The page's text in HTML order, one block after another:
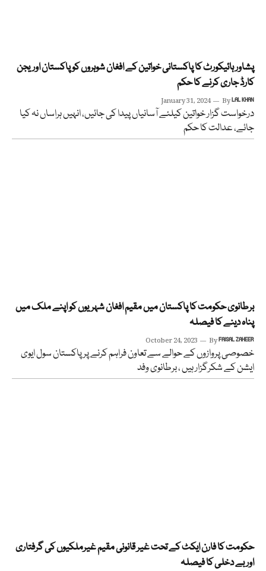
پشاور ہائیکورٹ کا پاکستانی خواتین کے افغان شوہروں کو پاکستان اوریجن
کارڈ جاری کرنے کا حکم
January 31, 2024 ByLAL KHAN
درخواست گزار خواتین کیلئے آسانیاں پیدا کی جائیں، انہیں ہراساں نہ کیا
جائے، عدالت کا حکم
برطانوی حکومت کا پاکستان میں مقیم افغان شہریوں کو اپنے ملک میں
پناہ دینے کا فیصلہ
October 24, 2023 ByFAISAL ZAHEER
خصوصی پروازوں کے حوالے سے تعاون فراہم کرنے پر پاکستان سول ایوی
ایشن کے شکرگزار ہیں ، برطانوی وفد
حکومت کا فارن ایکٹ کے تحت غیر قانونی مقیم غیرملکیوں کی گرفتاری
اور بے دخلی کا فیصلہ